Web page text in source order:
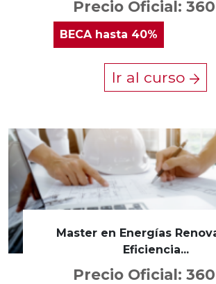
Precio Oficial:
BECAhasta 40%
Ir al curso
Master en Energías
Eficiencia...
Precio Oficial: